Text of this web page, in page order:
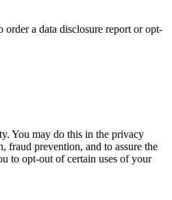
a data disclosure report or opt-
You may do this in the privacy
fraud prevention, and to assure the
to opt-out of certain uses of your